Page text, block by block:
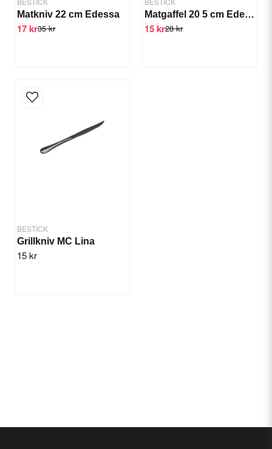
Matkniv 22 cm Edessa
35 kr
17 kr
Matgaffel 20 5 cm Edessa
28 kr
15 kr
BESTICK
Grillkniv MC Lina
15 kr